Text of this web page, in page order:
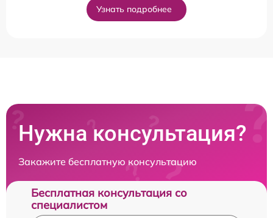
Узнать подробнее
Нужна консультация?
Закажите бесплатную консультацию
Бесплатная консультация со
специалистом